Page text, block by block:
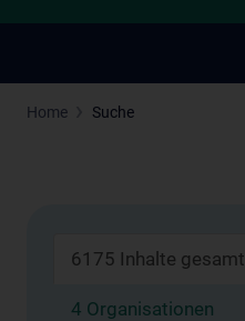
Home Suche
6175 Inhalte gesamt
4 Organisationen